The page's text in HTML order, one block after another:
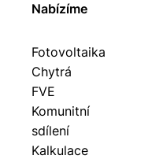
Nabízíme
Fotovoltaika
Chytrá
FVE
Komunitní
sdílení
Kalkulace